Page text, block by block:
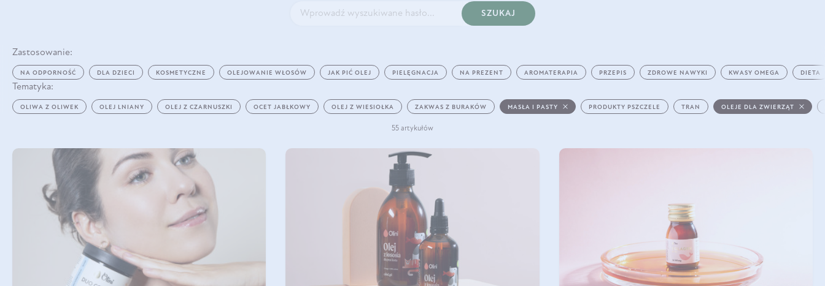
SZUKAJ
Zastosowanie:
NA ODPORNOŚĆ DLA DZIECI KOSMETYCZNE OLEJOWANIE WŁOSÓW JAK PIĆ OLEJ PIELĘGNACJA NA PREZENT AROMATERAPIA PRZEPIS ZDROWE NAWYKI KWASY OMEGA DIETA
Tematyka:
OLIWA Z OLIWEK OLEJ LNIANY OLEJ Z CZARNUSZKI OCET JABŁKOWY OLEJ Z WIESIOŁKA ZAKWAS Z BURAKÓW MASŁA I PASTY PRODUKTY PSZCZELE TRAN OLEJE DLA ZWIERZĄT
55 artykułów